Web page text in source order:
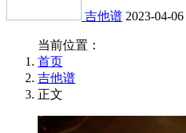
吉他谱 2023-04-06
当前位置：
首页
吉他谱
正文